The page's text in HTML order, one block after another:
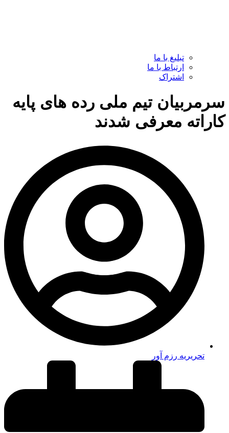
تبلیغ با ما
ارتباط با ما
اشتراک
سرمربیان تیم ملی رده های پایه
کاراته معرفی شدند
تحریریه رزم آور